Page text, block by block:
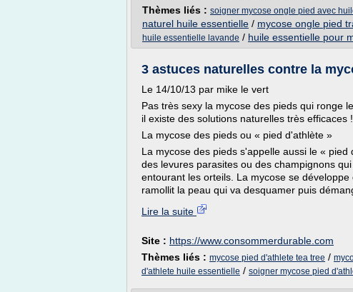
Thèmes liés : soigner mycose ongle pied avec
naturel huile essentielle / mycose ongle pied
huile essentielle lavande / huile essentielle pour
3 astuces naturelles contre la
Le 14/10/13 par mike le vert
Pas très sexy la mycose des pieds qui ronge
il existe des solutions naturelles très efficaces !
La mycose des pieds ou « pied d'athlète »
La mycose des pieds s'appelle aussi le «
des levures parasites ou des champignons
entourant les orteils. La mycose se
ramollit la peau qui va desquamer puis
Lire la suite
Site : https://www.consommerdurable.com
Thèmes liés : mycose pied d'athlete tea tree /
d'athlete huile essentielle / soigner mycose pied